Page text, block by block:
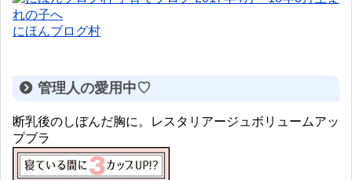
にほんブログ村
管理人の愛用中♡
断乳後のしぼんだ胸に。レスタリアージュボリュームアッ
プブラ